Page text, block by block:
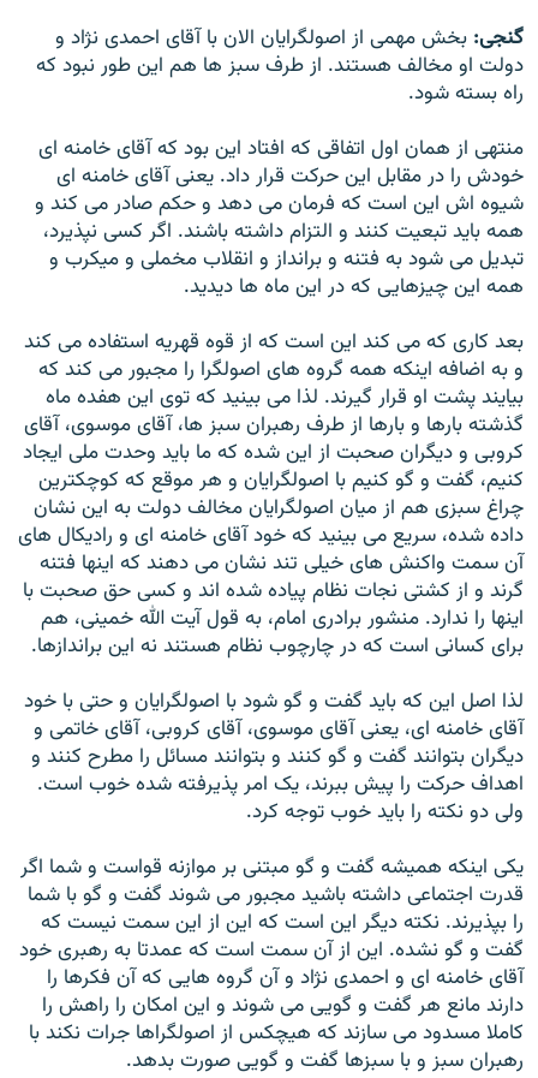
گنجی: بخش مهمی از اصولگرايان الان با آقای احمدی نژاد و
دولت او مخالف هستند. از طرف سبز ها هم اين طور نبود که
راه بسته شود.
منتهی از همان اول اتفاقی که افتاد اين بود که آقای خامنه ای
خودش را در مقابل اين حرکت قرار داد. يعنی آقای خامنه ای
شيوه اش اين است که فرمان می دهد و حکم صادر می کند و
همه بايد تبعيت کنند و التزام داشته باشند. اگر کسی نپذيرد،
تبديل می شود به فتنه و برانداز و انقلاب مخملی و ميکرب و
همه اين چيزهايی که در اين ماه ها ديديد.
بعد کاری که می کند اين است که از قوه قهريه استفاده می کند
و به اضافه اينکه همه گروه های اصولگرا را مجبور می کند که
بيايند پشت او قرار گيرند. لذا می بينيد که توی اين هفده ماه
گذشته بارها و بارها از طرف رهبران سبز ها، آقای موسوی، آقای
کروبی و ديگران صحبت از اين شده که ما بايد وحدت ملی ايجاد
کنيم، گفت و گو کنيم با اصولگرايان و هر موقع که کوچکترين
چراغ سبزی هم از ميان اصولگرايان مخالف دولت به اين نشان
داده شده، سريع می بينيد که خود آقای خامنه ای و راديکال های
آن سمت واکنش های خيلی تند نشان می دهند که اينها فتنه
گرند و از کشتی نجات نظام پياده شده اند و کسی حق صحبت با
اينها را ندارد. منشور برادری امام، به قول آيت الله خمينی، هم
برای کسانی است که در چارچوب نظام هستند نه اين براندازها.
لذا اصل اين که بايد گفت و گو شود با اصولگرايان و حتی با خود
آقای خامنه ای، يعنی آقای موسوی، آقای کروبی، آقای خاتمی و
ديگران بتوانند گفت و گو کنند و بتوانند مسائل را مطرح کنند و
اهداف حرکت را پيش ببرند، يک امر پذيرفته شده خوب است.
ولی دو نکته را بايد خوب توجه کرد.
يکی اينکه هميشه گفت و گو مبتنی بر موازنه قواست و شما اگر
قدرت اجتماعی داشته باشيد مجبور می شوند گفت و گو با شما
را بپذيرند. نکته ديگر اين است که اين از اين سمت نيست که
گفت و گو نشده. اين از آن سمت است که عمدتا به رهبری خود
آقای خامنه ای و احمدی نژاد و آن گروه هايی که آن فکرها را
دارند مانع هر گفت و گويی می شوند و اين امکان را راهش را
کاملا مسدود می سازند که هيچکس از اصولگراها جرات نکند با
رهبران سبز و با سبزها گفت و گويی صورت بدهد.